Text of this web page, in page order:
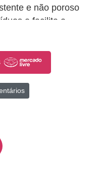
e não poroso
e facilita a
e
inferior que permite
A alça
o sistema de
assegura